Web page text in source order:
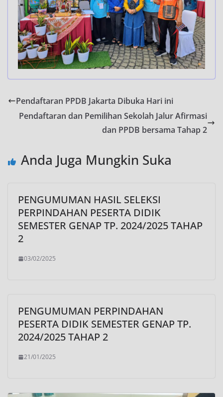
Pendaftaran PPDB Jakarta Dibuka Hari ini
Pendaftaran dan Pemilihan Sekolah Jalur Afirmasi
dan PPDB bersama Tahap 2
Anda Juga Mungkin Suka
PENGUMUMAN HASIL SELEKSI
PERPINDAHAN PESERTA DIDIK
SEMESTER GENAP TP. 2024/2025 TAHAP
2
03/02/2025
PENGUMUMAN PERPINDAHAN
PESERTA DIDIK SEMESTER GENAP TP.
2024/2025 TAHAP 2
21/01/2025